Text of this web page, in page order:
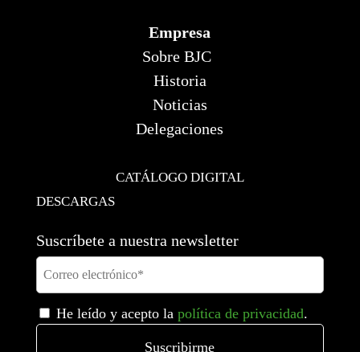
Empresa
Sobre BJC
Historia
Noticias
Delegaciones
CATÁLOGO DIGITAL
DESCARGAS
Suscríbete a nuestra newsletter
He leído y acepto la política de privacidad.